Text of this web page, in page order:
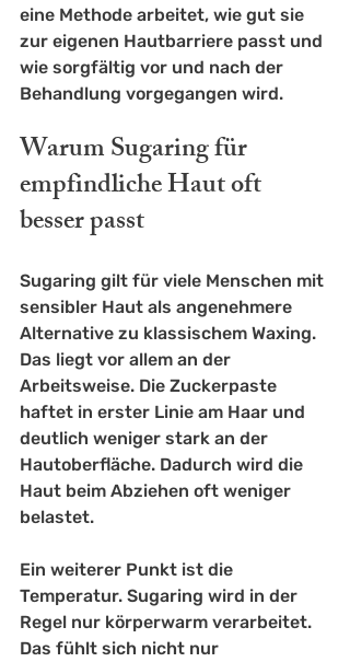
eine Methode arbeitet, wie gut sie
zur eigenen Hautbarriere passt und
wie sorgfältig vor und nach der
Behandlung vorgegangen wird.
Warum Sugaring für
empfindliche Haut oft
besser passt
Sugaring gilt für viele Menschen mit
sensibler Haut als angenehmere
Alternative zu klassischem Waxing.
Das liegt vor allem an der
Arbeitsweise. Die Zuckerpaste
haftet in erster Linie am Haar und
deutlich weniger stark an der
Hautoberfläche. Dadurch wird die
Haut beim Abziehen oft weniger
belastet.
Ein weiterer Punkt ist die
Temperatur. Sugaring wird in der
Regel nur körperwarm verarbeitet.
Das fühlt sich nicht nur